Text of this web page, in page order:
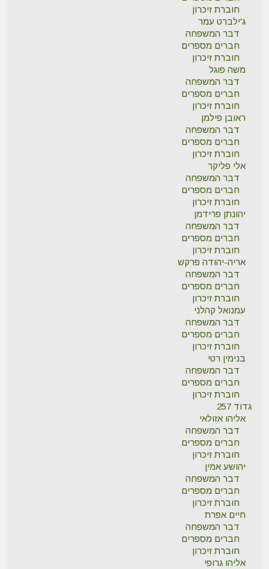
חוברת זיכרון
ג'ילברט עמר
דבר המשפחה
חברים מספרים
חוברת זיכרון
משה פוגל
דבר המשפחה
חברים מספרים
חוברת זיכרון
ראובן פילמן
דבר המשפחה
חברים מספרים
חוברת זיכרון
אלי פליקר
דבר המשפחה
חברים מספרים
חוברת זיכרון
יהונתן פרידמן
דבר המשפחה
חברים מספרים
חוברת זיכרון
אריה-יהודה פרקש
דבר המשפחה
חברים מספרים
חוברת זיכרון
עמנואל קהלני
דבר המשפחה
חברים מספרים
חוברת זיכרון
בנימין רטי
דבר המשפחה
חברים מספרים
חוברת זיכרון
גדוד 257
אליהו אזולאי
דבר המשפחה
חברים מספרים
חוברת זיכרון
יהושע אמין
דבר המשפחה
חברים מספרים
חוברת זיכרון
חיים אפרת
דבר המשפחה
חברים מספרים
חוברת זיכרון
אליהו גרופי